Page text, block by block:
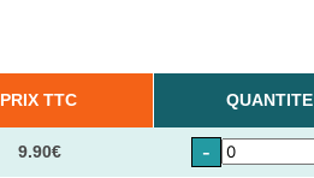
PRIX TTC QUANTITE
9.90€ -